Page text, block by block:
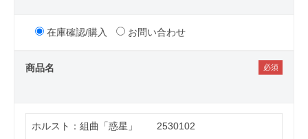
在庫確認/購入 お問い合わせ
商品名